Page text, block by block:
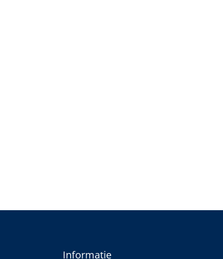
Informatie